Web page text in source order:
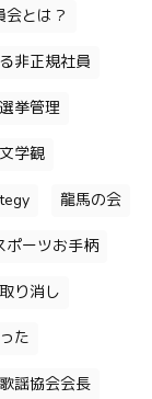
会とは？
非正規社員
選挙管理
学観
龍馬の会
ポーツお手柄
り消し
た
謡協会会長